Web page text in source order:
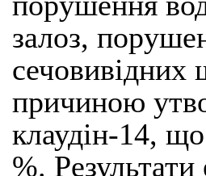
залоз,
причиною
клаудін-14,
%.